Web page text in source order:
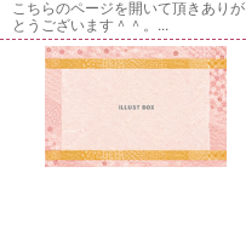
こちらのページを開いて頂きありが
とうございます＾＾。...